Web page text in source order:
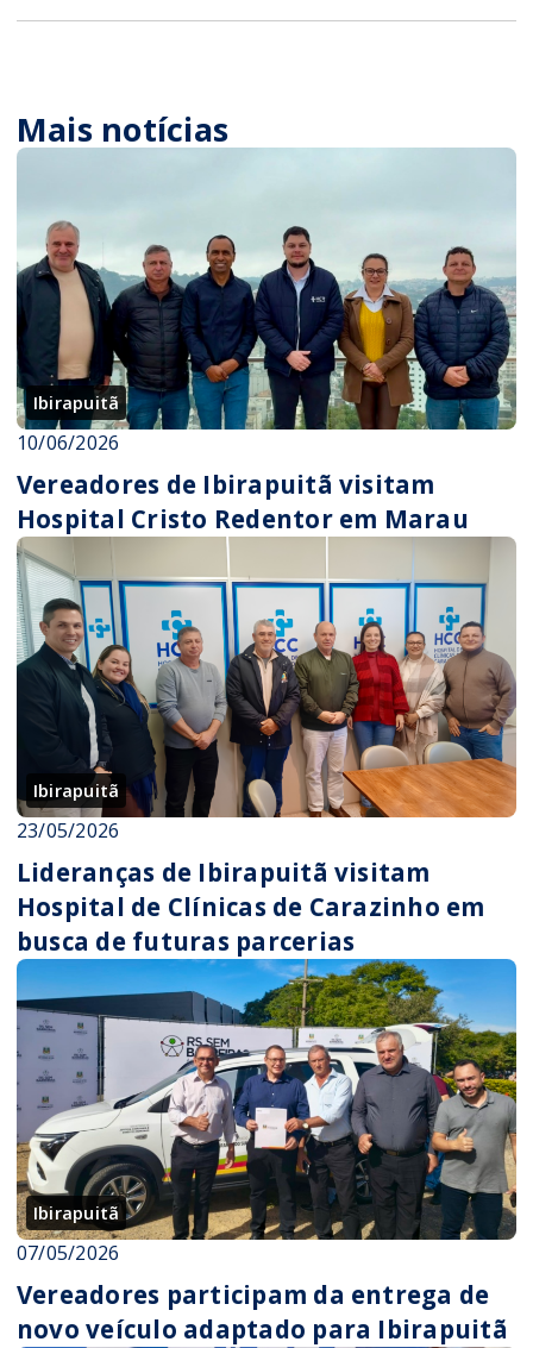
Mais notícias
Ibirapuitã
10/06/2026
Vereadores de Ibirapuitã visitam
Hospital Cristo Redentor em Marau
Ibirapuitã
23/05/2026
Lideranças de Ibirapuitã visitam
Hospital de Clínicas de Carazinho em
busca de futuras parcerias
Ibirapuitã
07/05/2026
Vereadores participam da entrega de
novo veículo adaptado para Ibirapuitã